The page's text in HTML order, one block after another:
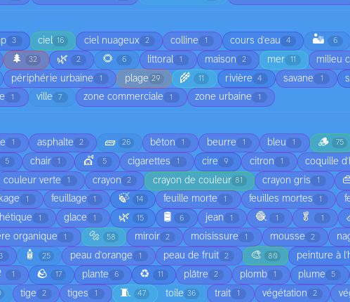
3 ciel 16 ciel nuageux 2 colline 1 cours d'eau 4 🏜️ 6
🌲 32 🌿 2 🌻 6 littoral 1 maison 2 mer 11 milieu
périphérie urbaine 1 plage 29 🌾 11 rivière 4 savane 1
1 ville 7 zone commerciale 1 zone urbaine 1
1 asphalte 2 🧱 26 bêton 1 beurre 1 bleu 1 🪵 75
5 chair 1 💇 5 cigarettes 1 cire 9 citron 1 coquille
couleur verte 1 crayon 2 crayon de couleur 81 crayon gris 1
1 feuillage 1 🍃 14 feuille morte 1 feuilles mortes 1
1 glace 1 🌿 15 🛢️ 6 jean 1 🧶 1 🥬 1
organique 1 🔩 58 miroir 2 moisissure 1 mousse 2
🧴 25 peau d'orange 1 peau de fruit 2 🎨 80 peinture à
1 🪨 17 plante 6 ♻️ 11 plâtre 2 plomb 1 plume 5
tige 2 tiges 1 🧵 47 toile 36 trait 1 végétation 2